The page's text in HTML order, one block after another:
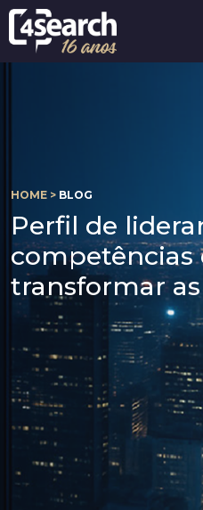
HOME > BLOG
Perfil de
competências
transformar